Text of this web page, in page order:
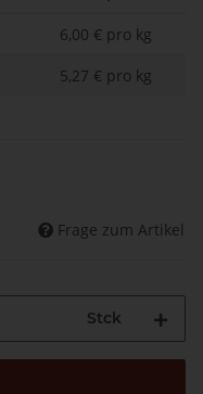
6,00 € pro kg
5,27 € pro kg
Frage zum Artikel
Stck